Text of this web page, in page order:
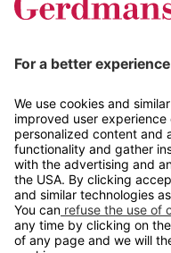
Tips og guider
Kontakt
info@gerdmans.no
67 80 56 20
Åpningstid
Hverdager 08:00-16:00